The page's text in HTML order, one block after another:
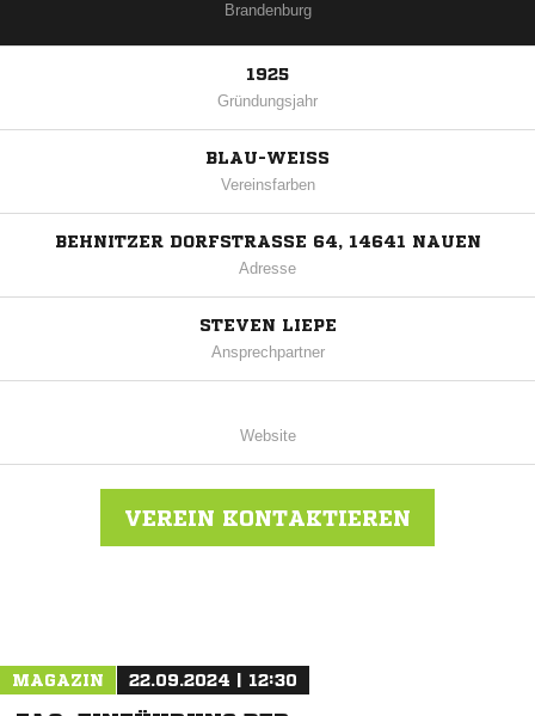
Brandenburg
1925
Gründungsjahr
BLAU-WEISS
Vereinsfarben
BEHNITZER DORFSTRASSE 64, 14641 NAUEN
Adresse
STEVEN LIEPE
Ansprechpartner
Website
VEREIN KONTAKTIEREN
MAGAZIN 22.09.2024 | 12:30